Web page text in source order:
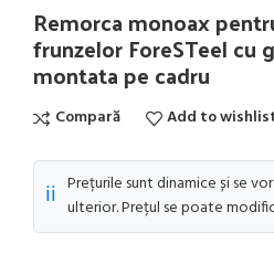
Remorca monoax
frunzelor ForeSTeel cu
montata pe cadru
Compară Add to
ℹ️ Prețurile sunt dinamice și se
ulterior. Prețul se poate